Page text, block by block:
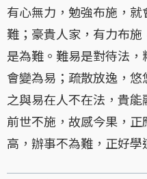
有心無力，勉強布施，
難；豪貴人家，有力布
是為難。難易是對待法
會變為易；疏散放逸，
之與易在人不在法，貴
前世不施，故感今果，
高，辦事不為難，正好學